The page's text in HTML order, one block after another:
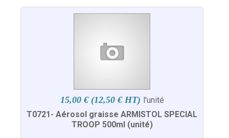
15,00 € (12,50 € HT) l'unité
T0721- Aérosol graisse ARMISTOL SPECIAL
TROOP 500ml (unité)